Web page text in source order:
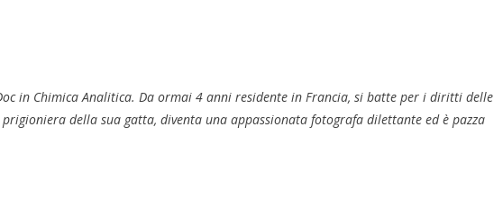
in Chimica Analitica. Da ormai 4 anni residente in Francia, si batte per i diritti delle
della sua gatta, diventa una appassionata fotografa dilettante ed è pazza